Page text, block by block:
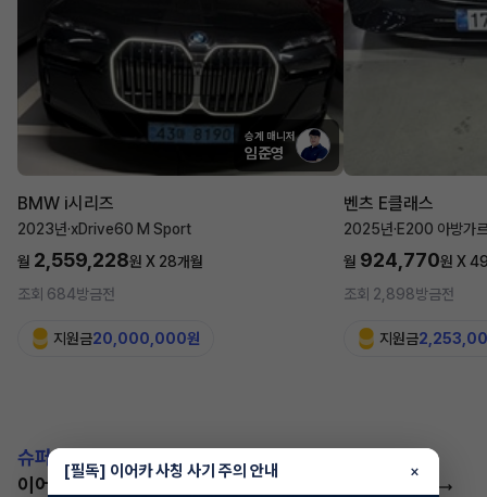
승계 매니저
임준영
BMW i시리즈
2023년·xDrive60 M Sport
월 2,559,228원 X 28개월
조회 684방금전
지원금20,000,000원
벤츠 E클래스
2025년·E200 아방가
월 924,770원 X
조회 2,898방금전
지원금
슈퍼카!
이어카에서 좋은 조건으로 만나보세요
[필독] 이어카 사칭 사기 주의 안내 ×